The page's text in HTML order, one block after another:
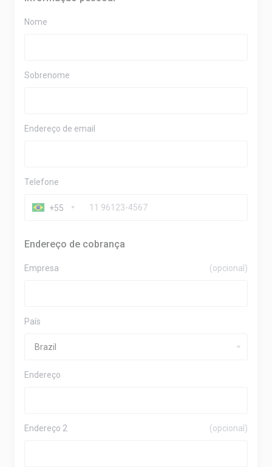
Nome
Sobrenome
Endereço de email
Telefone
+55
Endereço de cobrança
Empresa (opcional)
País
Endereço
Endereço 2 (opcional)